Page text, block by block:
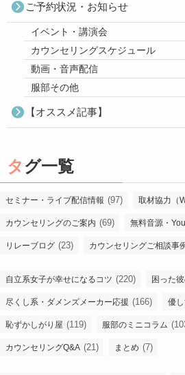
ご予約状況・お知らせ
イベント・講演会
カウンセリングスケジュール
動画・音声配信
服部その他
【オススメ記事】
タグ一覧
セミナー・ライブ配信情報 (97) 取材協力（
カウンセリングのご案内 (69) 無料音源・
リレーブログ (23) カウンセリングご相談事
自立系女子が幸せになるコツ (220) 困った
尽くし系・ダメンズメーカー応援 (166) 優
恥ずかしがり屋 (119) 服部のミニコラム
カウンセリングQ&A (21) まとめ (7)